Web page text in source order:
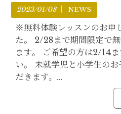
2023/01/08 NEWS
※無料体験レッスンのお申
た。 2/28まで期間限定で
ます。 ご希望の方は2/14
い。 未就学児と小学生の
だきます。...